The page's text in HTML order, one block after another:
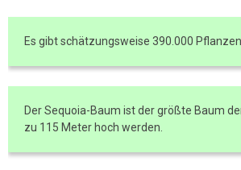
Es gibt schätzungsweise 390.000
Der Sequoia-Baum ist der größte Baum
zu 115 Meter hoch werden.